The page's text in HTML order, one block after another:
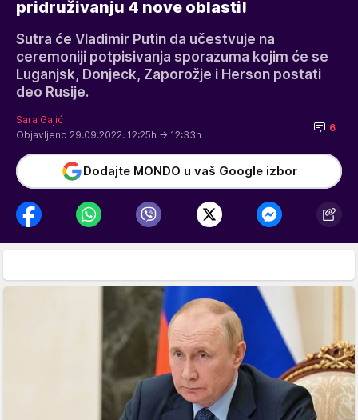
pridruživanju 4 nove oblasti!
Sutra će Vladimir Putin da učestvuje na
ceremoniji potpisivanja sporazuma kojim će se
Luganjsk, Donjeck, Zaporožje i Herson postati
deo Rusije.
Sara Gajić
Objavljeno 29.09.2022. 12:25h → 12:33h
6
Dodajte MONDO u vaš Google izbor